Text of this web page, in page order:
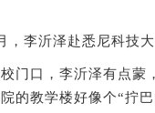
沂泽赴悉尼科技大
口，李沂泽有点蒙
的教学楼好像个“拧